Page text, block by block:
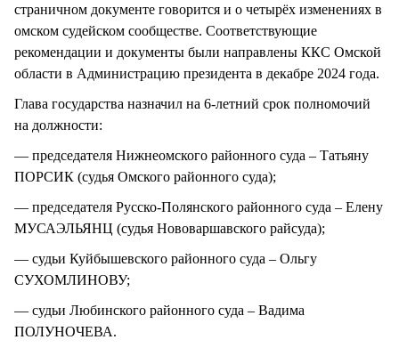
страничном документе говорится и о четырёх изменениях в
омском судейском сообществе. Соответствующие
рекомендации и документы были направлены ККС Омской
области в Администрацию президента в декабре 2024 года.
Глава государства назначил на 6-летний срок полномочий
на должности:
— председателя Нижнеомского районного суда – Татьяну
ПОРСИК (судья Омского районного суда);
— председателя Русско-Полянского районного суда – Елену
МУСАЭЛЬЯНЦ (судья Нововаршавского райсуда);
— судьи Куйбышевского районного суда – Ольгу
СУХОМЛИНОВУ;
— судьи Любинского районного суда – Вадима
ПОЛУНОЧЕВА.